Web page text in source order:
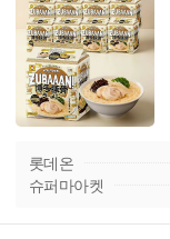
롯데온
슈퍼마아켓